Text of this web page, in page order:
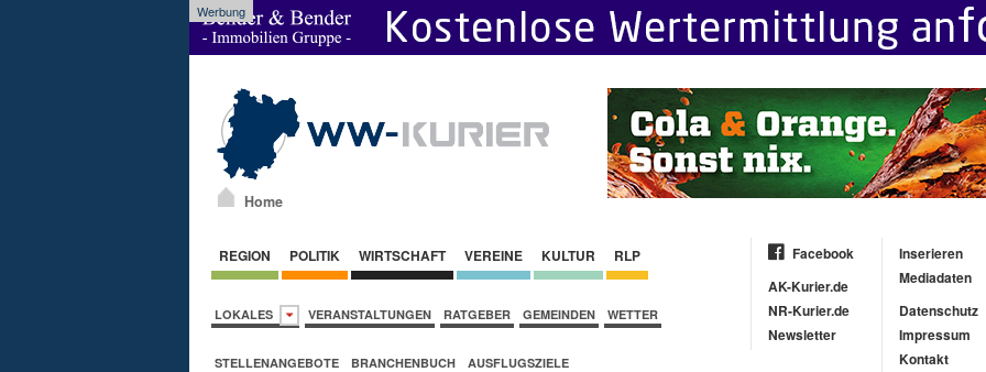
Werbung
Home
REGION POLITIK WIRTSCHAFT VEREINE KULTUR RLP
LOKALES VERANSTALTUNGEN RATGEBER GEMEINDEN WETTER
STELLENANGEBOTE BRANCHENBUCH AUSFLUGSZIELE
Facebook
AK-Kurier.de
NR-Kurier.de
Newsletter
Inserieren
Mediadaten
Datenschutz
Impressum
Kontakt